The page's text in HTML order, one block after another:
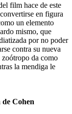
film hace de este
en figura
un elemento
mismo, que
por no poder
contra su nueva
da como
la mendiga le
de Cohen